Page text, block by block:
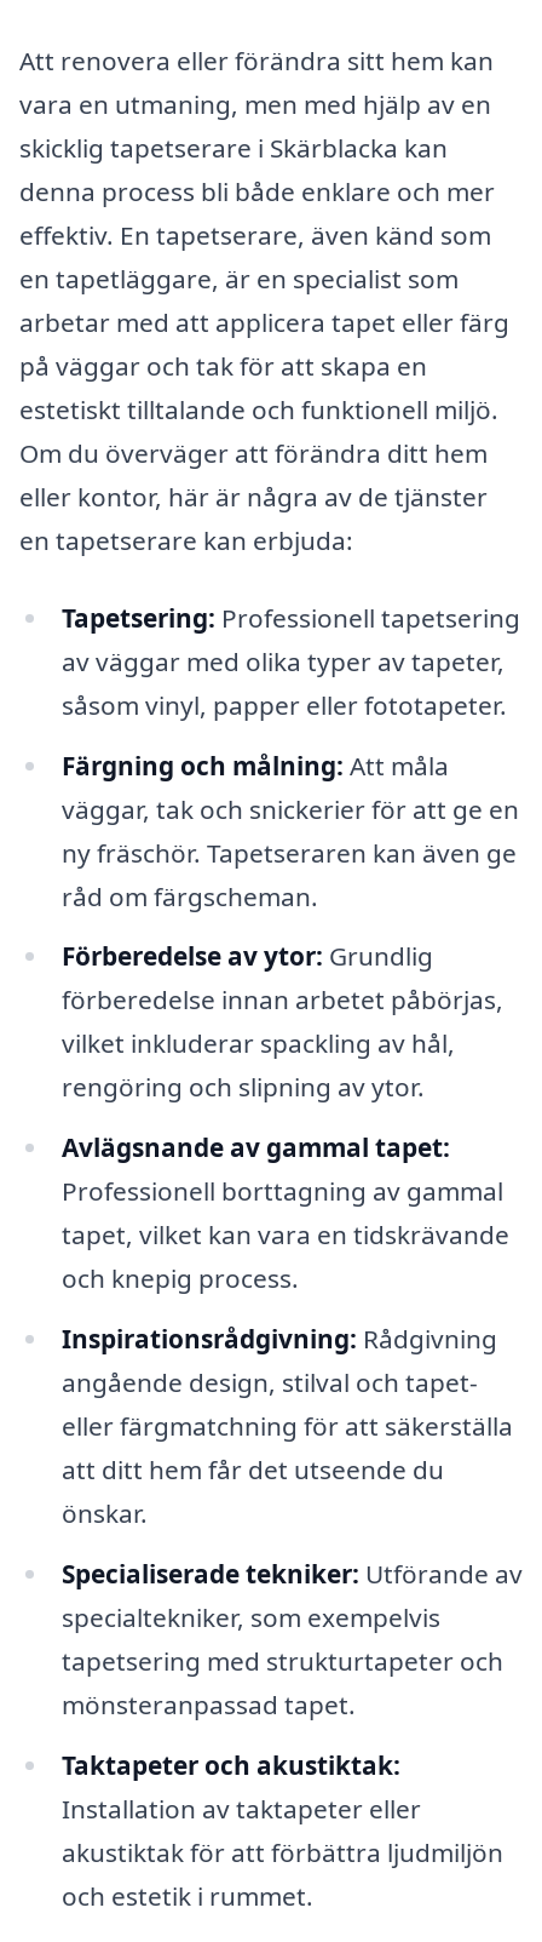
Att renovera eller förändra sitt hem kan
vara en utmaning, men med hjälp av en
skicklig tapetserare i Skärblacka kan
denna process bli både enklare och mer
effektiv. En tapetserare, även känd som
en tapetläggare, är en specialist som
arbetar med att applicera tapet eller färg
på väggar och tak för att skapa en
estetiskt tilltalande och funktionell miljö.
Om du överväger att förändra ditt hem
eller kontor, här är några av de tjänster
en tapetserare kan erbjuda:
Tapetsering: Professionell tapetsering
av väggar med olika typer av tapeter,
såsom vinyl, papper eller fototapeter.
Färgning och målning: Att måla
väggar, tak och snickerier för att ge en
ny fräschör. Tapetseraren kan även ge
råd om färgscheman.
Förberedelse av ytor: Grundlig
förberedelse innan arbetet påbörjas,
vilket inkluderar spackling av hål,
rengöring och slipning av ytor.
Avlägsnande av gammal tapet:
Professionell borttagning av gammal
tapet, vilket kan vara en tidskrävande
och knepig process.
Inspirationsrådgivning: Rådgivning
angående design, stilval och tapet-
eller färgmatchning för att säkerställa
att ditt hem får det utseende du
önskar.
Specialiserade tekniker: Utförande av
specialtekniker, som exempelvis
tapetsering med strukturtapeter och
mönsteranpassad tapet.
Taktapeter och akustiktak:
Installation av taktapeter eller
akustiktak för att förbättra ljudmiljön
och estetik i rummet.